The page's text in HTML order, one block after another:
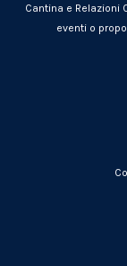
Cantina e Relazioni
eventi o